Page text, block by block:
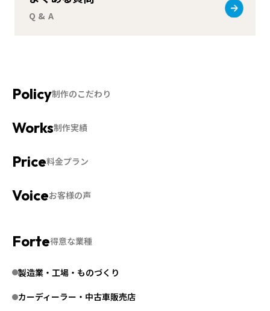
Q & A
制作のこだわり
制作実績
料金プラン
お客様の声
得意な業種
製造業・工場・ものづくり
カーディーラー・中古車販売店